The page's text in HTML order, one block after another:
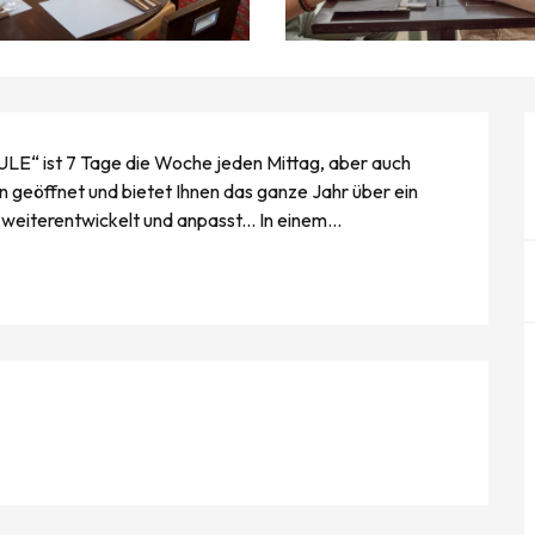
ist 7 Tage die Woche jeden Mittag, aber auch
und bietet Ihnen das ganze Jahr über ein
und anpasst... In einem...